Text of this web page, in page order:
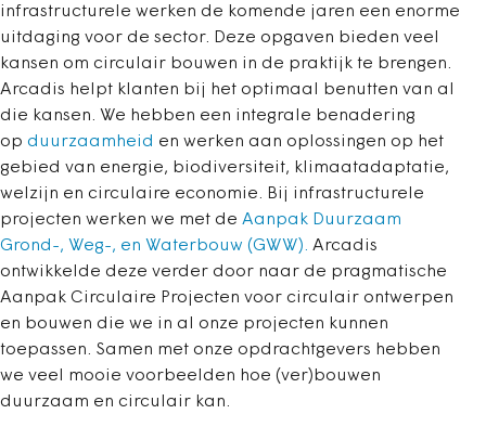
infrastructurele werken de komende jaren een enorme
uitdaging voor de sector. Deze opgaven bieden veel
kansen om circulair bouwen in de praktijk te brengen.
Arcadis helpt klanten bij het optimaal benutten van al
die kansen. We hebben een integrale benadering
op duurzaamheid en werken aan oplossingen op het
gebied van energie, biodiversiteit, klimaatadaptatie,
welzijn en circulaire economie. Bij infrastructurele
projecten werken we met de Aanpak Duurzaam
Grond-, Weg-, en Waterbouw (GWW). Arcadis
ontwikkelde deze verder door naar de pragmatische
Aanpak Circulaire Projecten voor circulair ontwerpen
en bouwen die we in al onze projecten kunnen
toepassen. Samen met onze opdrachtgevers hebben
we veel mooie voorbeelden hoe (ver)bouwen
duurzaam en circulair kan.